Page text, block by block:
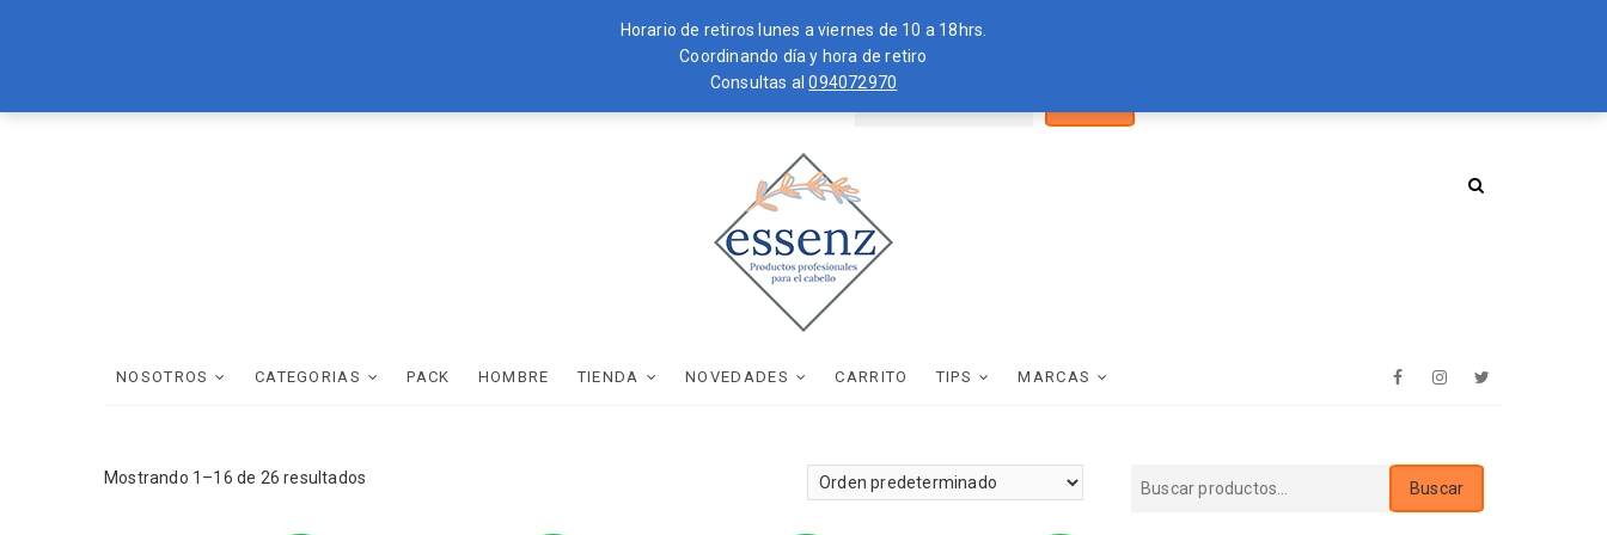
Horario de retiros lunes a viernes de 10 a 18hrs.
Coordinando día y hora de retiro
Consultas al094072970
to
por:
essenz FacebookInstagram
NOSOTROS CATEGORIAS PACK HOMBRE TIENDA NOVEDADES CARRITO TIPS MARCAS
Mostrando 1–16 de 26 resultados
Buscar